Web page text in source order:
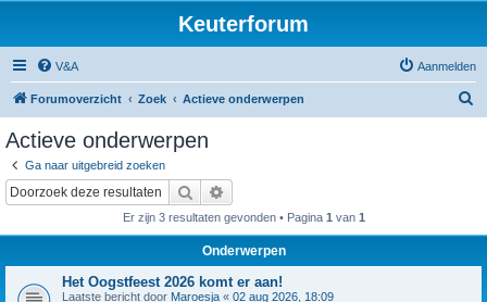
Keuterforum
V&A Aanmelden
Forumoverzicht Zoek Actieve onderwerpen
Actieve onderwerpen
Ga naar uitgebreid zoeken
Zoek
Er zijn 3 resultaten gevonden • Pagina 1 van 1
Onderwerpen
Het Oogstfeest 2026 komt er aan!
Laatste bericht door Maroesja « 02 aug 2026, 18:09